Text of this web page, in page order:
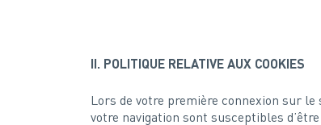
II. POLITIQUE RELATIVE AUX COOKIES
Lors de votre première connexion sur
votre navigation sont susceptibles